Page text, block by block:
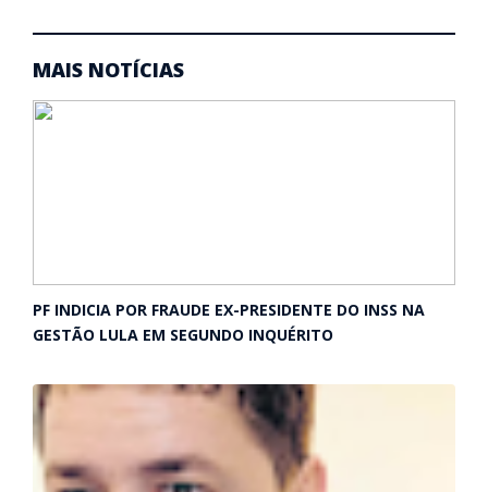
MAIS NOTÍCIAS
PF INDICIA POR FRAUDE EX-PRESIDENTE DO INSS NA
GESTÃO LULA EM SEGUNDO INQUÉRITO